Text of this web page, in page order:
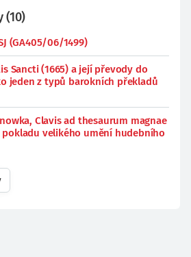
(10)
(GA405/06/1499)
Sancti (1665) a její převody do
jeden z typů barokních překladů
Clavis ad thesaurum magnae
pokladu velikého umění hudebního